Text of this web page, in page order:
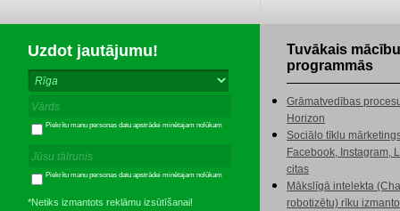
Uzdot jautājumu!
Piekrītu manu personas datu apstrādei minētajam nolūkam
Piekrītu manu personas datu apstrādei minētajam nolūkam
*Netiks izmantots reklāmu izsūtīšanai!
Tuvākais
programmās
Grāmatvedības
Horizon
Sociālo tīklu
Facebook, Instagram,
citas
Mākslīgā intelekta
robotizētu) rīku